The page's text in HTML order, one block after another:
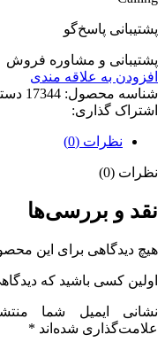
پشتیبانی پاسخ‌گو
پشتیبانی و مشاوره فروش
افزودن به علاقه مندی
شناسه محصول: 17344
اشتراک گذاری:
نظرات (0)
نظرات (0)
نقد و بررسی‌ها
هیچ دیدگاهی برای این
اولین کسی باشید که
نشانی ایمیل شما
علامت‌گذاری شده‌اند *